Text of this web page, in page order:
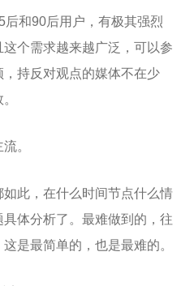
和90后用户，有极其强烈
个需求越来越广泛，可以参
持反对观点的媒体不在少
。
此，在什么时间节点什么情
体分析了。最难做到的，往
是最简单的，也是最难的。